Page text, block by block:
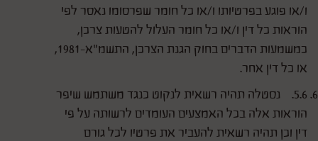
ו/או פוגע בפרטיותו ו/או כל חומר שפרסומו נאסר לפי
הוראות כל דין ו/או כל חומר העלול להטעות צרכן,
כמשמעות הדברים בחוק הגנת הצרכן, התשמ"א-1981,
או כל דין אחר.
5.6. נסטלה תהיה רשאית לנקוט כנגד משתמש שיפר
הוראות אלה בכל האמצעים העומדים לרשותה על פי
דין וכן תהיה רשאית להעביר את פרטיו לכל גורם